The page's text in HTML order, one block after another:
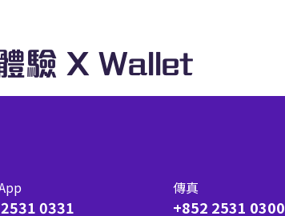
驗 X Wallet
0331
傳真
+852 2531 0300